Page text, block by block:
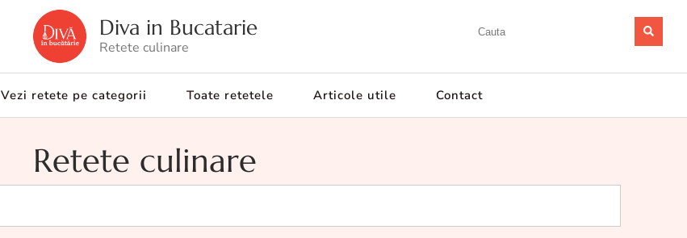
Diva in Bucatarie
Retete culinare
Vezi retete pe categorii Toate retetele Articole utile Contact
Retete culinare